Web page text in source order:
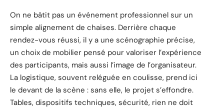
On ne bâtit pas un événement professionnel sur un
simple alignement de chaises. Derrière chaque
rendez-vous réussi, il y a une scénographie précise,
un choix de mobilier pensé pour valoriser l’expérience
des participants, mais aussi l’image de l’organisateur.
La logistique, souvent reléguée en coulisse, prend ici
le devant de la scène : sans elle, le projet s’effondre.
Tables, dispositifs techniques, sécurité, rien ne doit